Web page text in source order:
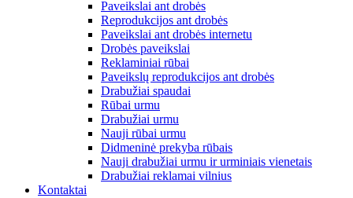
Paveikslai ant drobės
Reprodukcijos ant drobės
Paveikslai ant drobės internetu
Drobės paveikslai
Reklaminiai rūbai
Paveikslų reprodukcijos ant drobės
Drabužiai spaudai
Rūbai urmu
Drabužiai urmu
Nauji rūbai urmu
Didmeninė prekyba rūbais
Nauji drabužiai urmu ir urminiais vienetais
Drabužiai reklamai vilnius
Kontaktai